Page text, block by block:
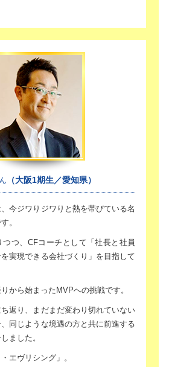
（大阪1期生／愛知県）
今ジワりジワりと熱を帯びている名
。
つつ、CFコーチとして 「社長と社員
実現できる会社づくり」を目指して
から始まったMVPへの挑戦です。
返り、まだまだ変わり切れていない
同じような境遇の方と共に前進する
ました。
エヴリシング」。